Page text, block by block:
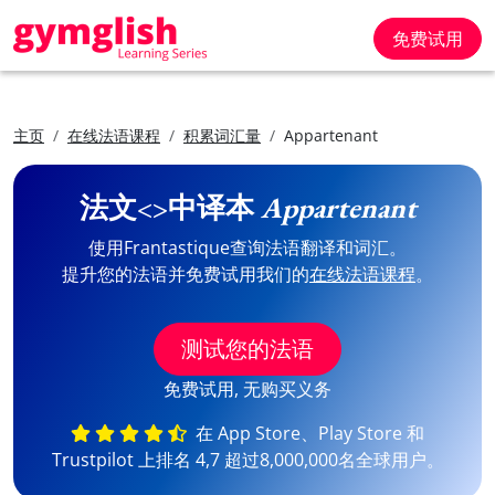
免费试用
主页 在线法语课程 积累词汇量 Appartenant
法文<>中译本Appartenant
使用Frantastique查询法语翻译和词汇。
提升您的法语并免费试用我们的在线法语课程。
测试您的法语
免费试用, 无购买义务
在 App Store、Play Store 和
Trustpilot 上排名 4,7 超过8,000,000名全球用户。